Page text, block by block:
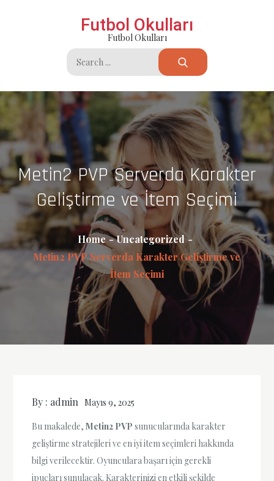
Futbol Okulları
Futbol Okulları
Search
for:
Metin2 PVP Serverda Karakter
Geliştirme ve İtem Seçimi
Home
Uncategorized
Metin2 PVP Serverda Karakter Geliştirme ve
İtem Seçimi
By : admin Mayıs 9, 2025
Bu makalede,Metin2 PVP sunucularında karakter
geliştirme stratejileri ve en iyi item seçimleri hakkında
bilgi verilecektir. Oyunculara başarı için gerekli
ipuçları sunulacak. Karakterinizi en etkili şekilde